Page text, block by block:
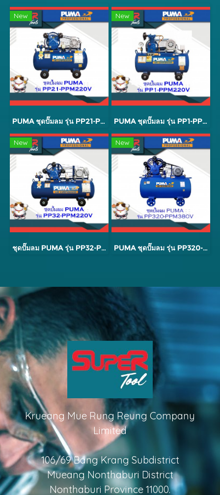
New
PUMA ชุดปั๊มลม รุ่น PP21-PPM220V
New
PUMA ชุดปั๊มลม รุ่น PP1-PPM220V
New
ชุดปั๊มลม PUMA รุ่น PP32-PPM220V 3 สูบ 148 ลิตร
New
PUMA ชุดปั๊มลม รุ่น PP320-PPM380V
Krueang Mue Rung Reung Company
Limited
106/69 Bang Krang Subdistrict
Mueang Nonthaburi District
Nonthaburi Province 11000.